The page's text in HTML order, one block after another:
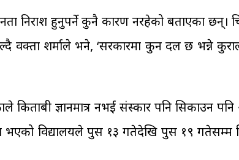
निराश हुनुपर्ने कुनै कारण नरहेको बताएका छन्।
प्रवक्ता शर्माले भने, ‘सरकारमा कुन दल छ भन्ने
किताबी ज्ञानमात्र नभई संस्कार पनि सिकाउन
विद्यालयले पुस १३ गतेदेखि पुस १९ गतेसम्म